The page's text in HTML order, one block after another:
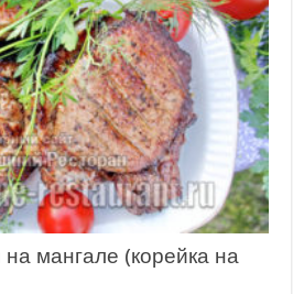
мангале (корейка на